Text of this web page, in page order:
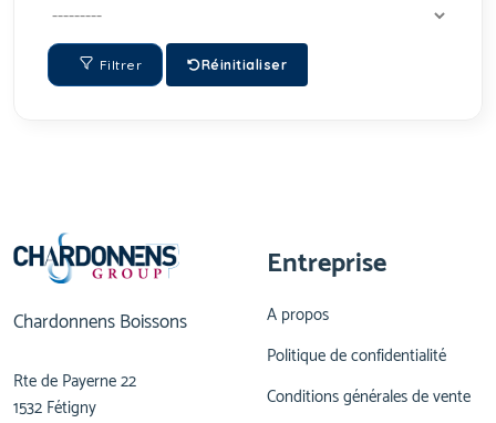
Filtrer Réinitialiser
Chardonnens Boissons
Rte de Payerne 22
1532 Fétigny
Entreprise
A propos
Politique de confidentialité
Conditions générales de vente